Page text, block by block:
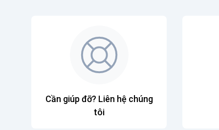
Cần giúp đỡ? Liên hệ chúng
tôi